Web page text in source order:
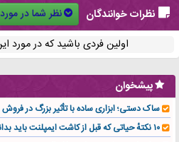
نظرات خوانندگان
نظر شما در
اولین فردی باشید که در مورد
پیشخوان
ساک دستی؛ ابزاری ساده با تأثیر بزرگ در فروش
۱۰ نکتهٔ حیاتی که قبل از کاشت ایمپلنت باید بدانید!